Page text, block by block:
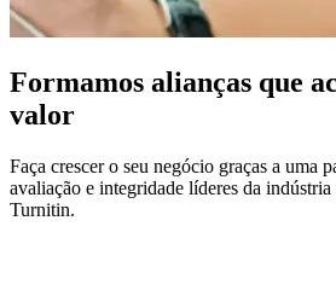
Formamos alianças que
valor
Faça crescer o seu negócio graças a uma
avaliação e integridade líderes da
Turnitin.